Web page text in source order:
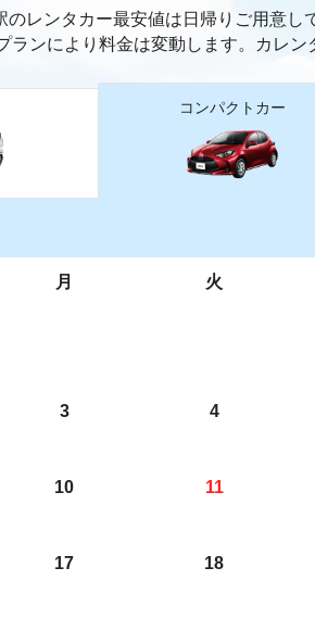
のレンタカー最安値は日帰り ご用意し
ランにより料金は変動します。カレン
コンパクトカー
月 火
3 4
10 11
17 18